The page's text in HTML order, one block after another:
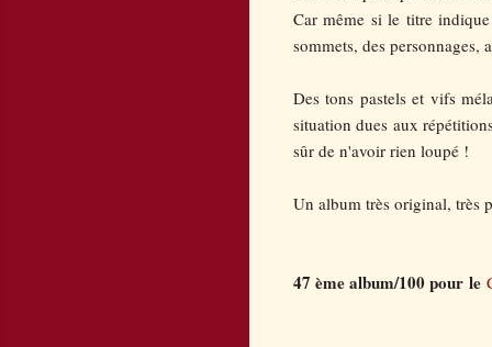
Car même si le titre
sommets, des
Des tons pastels et vifs
situation dues aux
sûr de n'avoir rien loupé !
Un album très original, très
47 ème album/100 pour le